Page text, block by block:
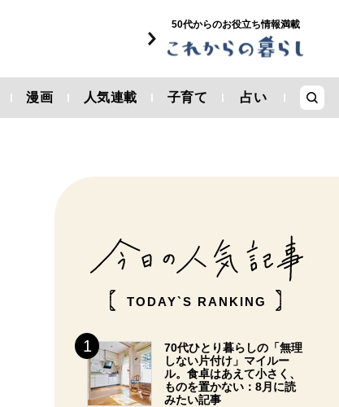
50代からのお役立ち情報満載
漫画 人気連載 子育て 占い
TODAY`S RANKING
70代ひとり暮らしの「無理
しない片付け」マイルー
ル。食卓はあえて小さく、
ものを置かない：8月に読
みたい記事